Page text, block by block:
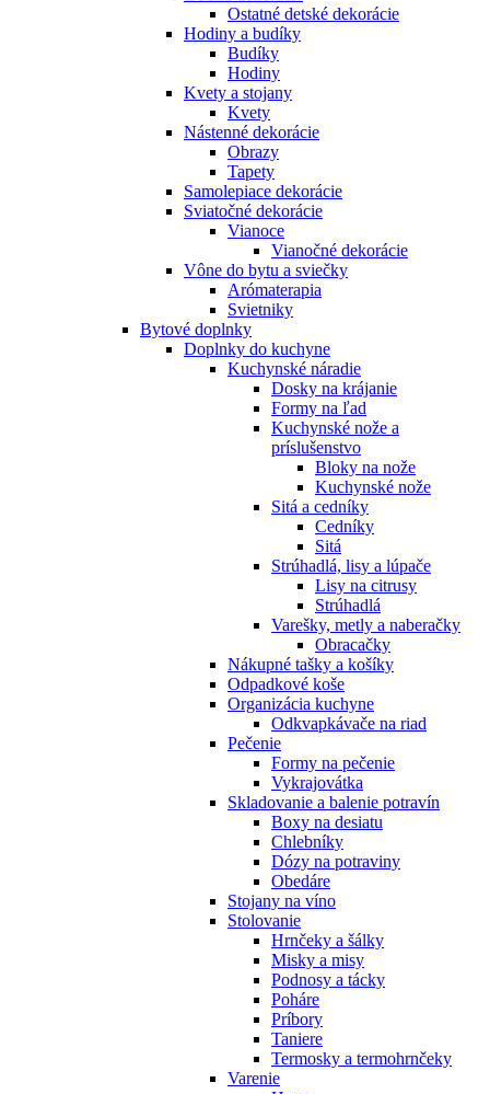
Ostatné detské dekorácie
Hodiny a budíky
Budíky
Hodiny
Kvety a stojany
Kvety
Nástenné dekorácie
Obrazy
Tapety
Samolepiace dekorácie
Sviatočné dekorácie
Vianoce
Vianočné dekorácie
Vône do bytu a sviečky
Arómaterapia
Svietniky
Bytové doplnky
Doplnky do kuchyne
Kuchynské náradie
Dosky na krájanie
Formy na ľad
Kuchynské nože a
príslušenstvo
Bloky na nože
Kuchynské nože
Sitá a cedníky
Cedníky
Sitá
Strúhadlá, lisy a lúpače
Lisy na citrusy
Strúhadlá
Varešky, metly a naberačky
Obracačky
Nákupné tašky a košíky
Odpadkové koše
Organizácia kuchyne
Odkvapkávače na riad
Pečenie
Formy na pečenie
Vykrajovátka
Skladovanie a balenie potravín
Boxy na desiatu
Chlebníky
Dózy na potraviny
Obedáre
Stojany na víno
Stolovanie
Hrnčeky a šálky
Misky a misy
Podnosy a tácky
Poháre
Príbory
Taniere
Termosky a termohrnčeky
Varenie